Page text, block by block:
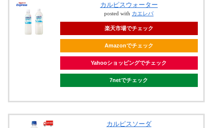
カルピスウォーター
posted with カエレバ
楽天市場でチェック
Amazonでチェック
Yahooショッピングでチェック
7netでチェック
カルピスソーダ